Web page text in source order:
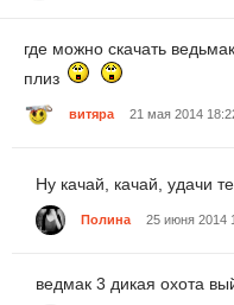
где можно скачать
плиз
витяра 21 мая 2014
Ну качай, качай, удачи
Полина 25 июня 2014
ведмак 3 дикая охота